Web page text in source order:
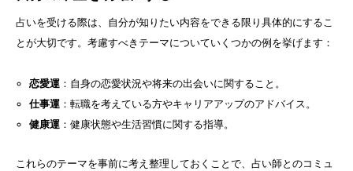
占いを受ける際は、自分が知りたい内容をできる限り具体的にするこ
とが大切です。考慮すべきテーマについていくつかの例を挙げます：
恋愛運：自身の恋愛状況や将来の出会いに関すること。
仕事運：転職を考えている方やキャリアアップのアドバイス。
健康運：健康状態や生活習慣に関する指導。
これらのテーマを事前に考え整理しておくことで、占い師とのコミュ